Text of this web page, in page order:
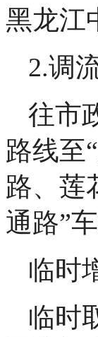
黑龙江
2.调
往市
路线至
路、莲
通路”
临时
临时